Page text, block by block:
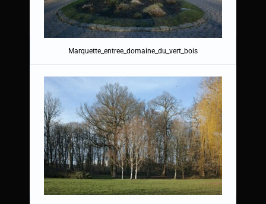
Marquette_entree_domaine_du_vert_bois